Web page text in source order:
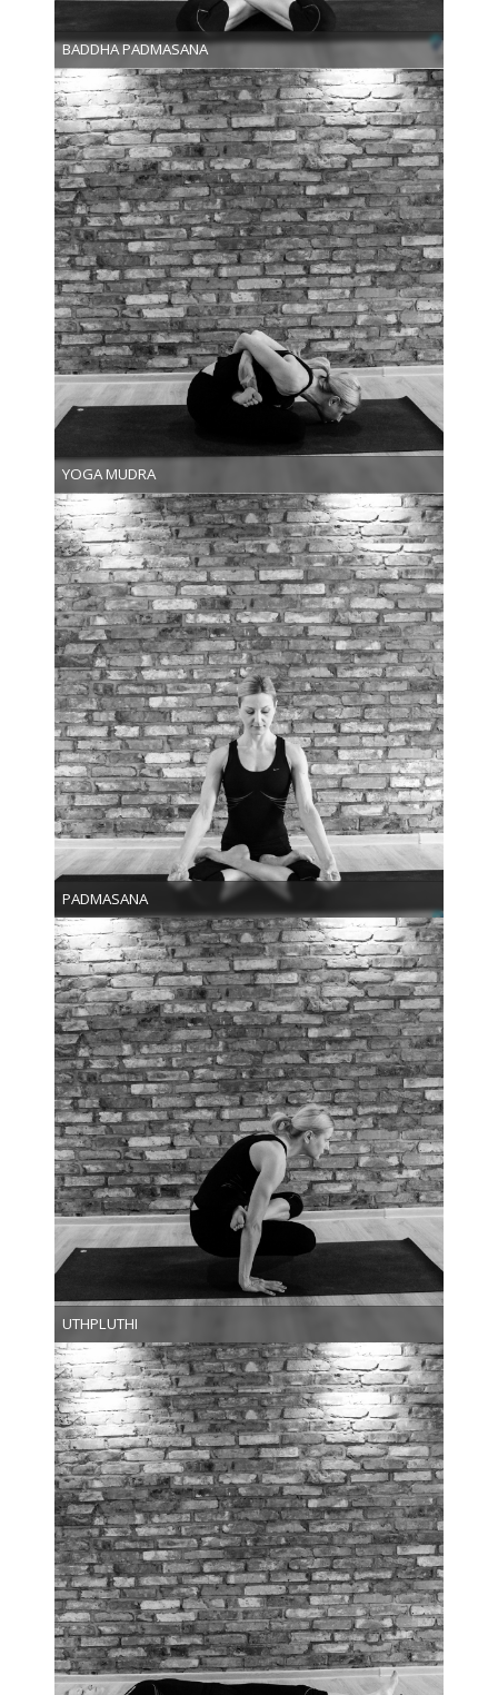
BADDHA PADMASANA
YOGA MUDRA
PADMASANA
UTHPLUTHI